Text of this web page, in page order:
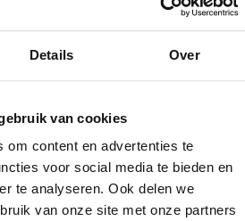
Details Over
van cookies
om content en advertenties te
voor social media te bieden en
te analyseren. Ook delen we
van onze site met onze partners
besefte, anders had ik dit verhaal
hij nu. Spoiler: dat verhaal kent
‘HET IS EEN